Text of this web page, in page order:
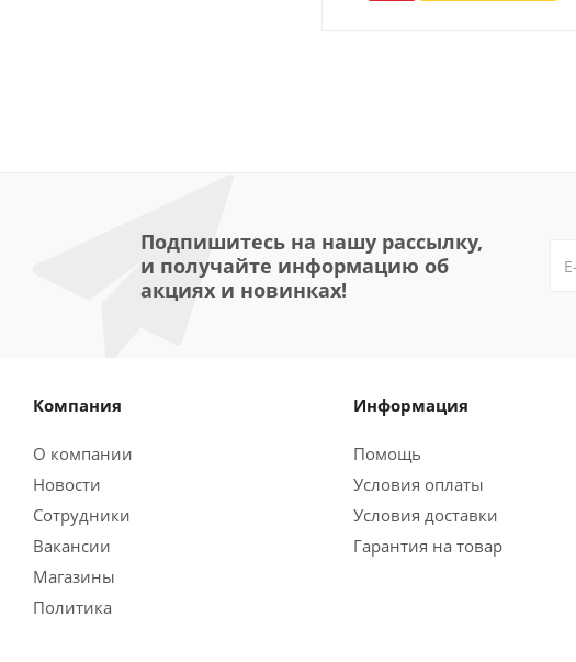
Подпишитесь на нашу рассылку,
и получайте информацию об
акциях и новинках!
Компания
О компании
Новости
Сотрудники
Вакансии
Магазины
Политика
Информация
Помощь
Условия оплаты
Условия доставки
Гарантия на товар